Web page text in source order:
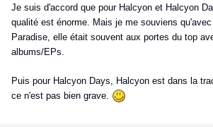
Je suis d'accord que pour Halcyon et Halcyon
qualité est énorme. Mais je me souviens
Paradise, elle était souvent aux portes du top
albums/EPs.
Puis pour Halcyon Days, Halcyon est dans la
ce n'est pas bien grave.